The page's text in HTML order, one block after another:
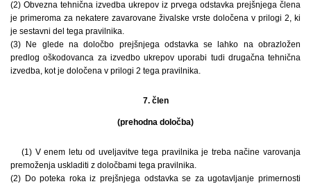
(2) Obvezna tehnična izvedba ukrepov iz prvega odstavka prejšnjega člena
je primeroma za nekatere zavarovane živalske vrste določena v prilogi 2, ki
je sestavni del tega pravilnika.
(3) Ne glede na določbo prejšnjega odstavka se lahko na obrazložen
predlog oškodovanca za izvedbo ukrepov uporabi tudi drugačna tehnična
izvedba, kot je določena v prilogi 2 tega pravilnika.
7. člen
(prehodna določba)
(1) V enem letu od uveljavitve tega pravilnika je treba načine varovanja
premoženja uskladiti z določbami tega pravilnika.
(2) Do poteka roka iz prejšnjega odstavka se za ugotavljanje primernosti